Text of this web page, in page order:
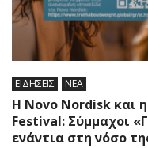
ΕΙΔΗΣΕΙΣ ΝΕΑ
Η Novo Nordisk και
Festival: Σύμμαχοι
ενάντια στη νόσο